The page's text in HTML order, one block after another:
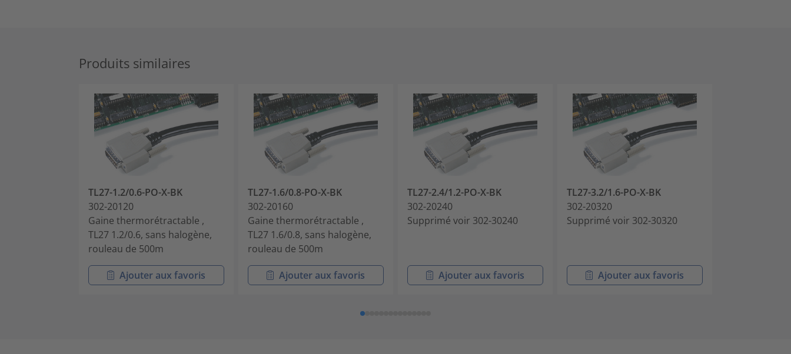
Produits similaires
TL27-1.2/0.6-PO-X-BK
302-20120
Gaine thermorétractable ,
TL27 1.2/0.6, sans halogène,
rouleau de 500m
Ajouter aux favoris
TL27-1.6/0.8-PO-X-BK
302-20160
Gaine thermorétractable ,
TL27 1.6/0.8, sans halogène,
rouleau de 500m
Ajouter aux favoris
TL27-2.4/1.2-PO-X-BK
302-20240
Supprimé voir 302-30240
Ajouter aux favoris
TL27-3.2/1.6-PO-X-BK
302-20320
Supprimé voir 302-30320
Ajouter aux favoris